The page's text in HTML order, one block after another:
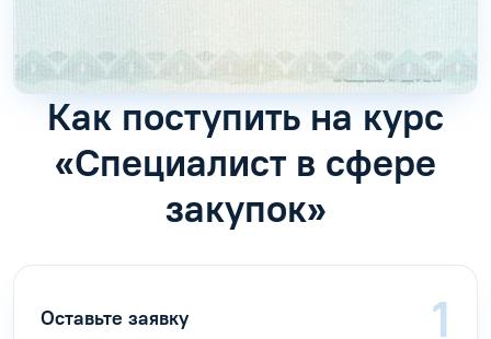
Как поступить на курс
«Специалист в сфере
закупок»
Оставьте заявку